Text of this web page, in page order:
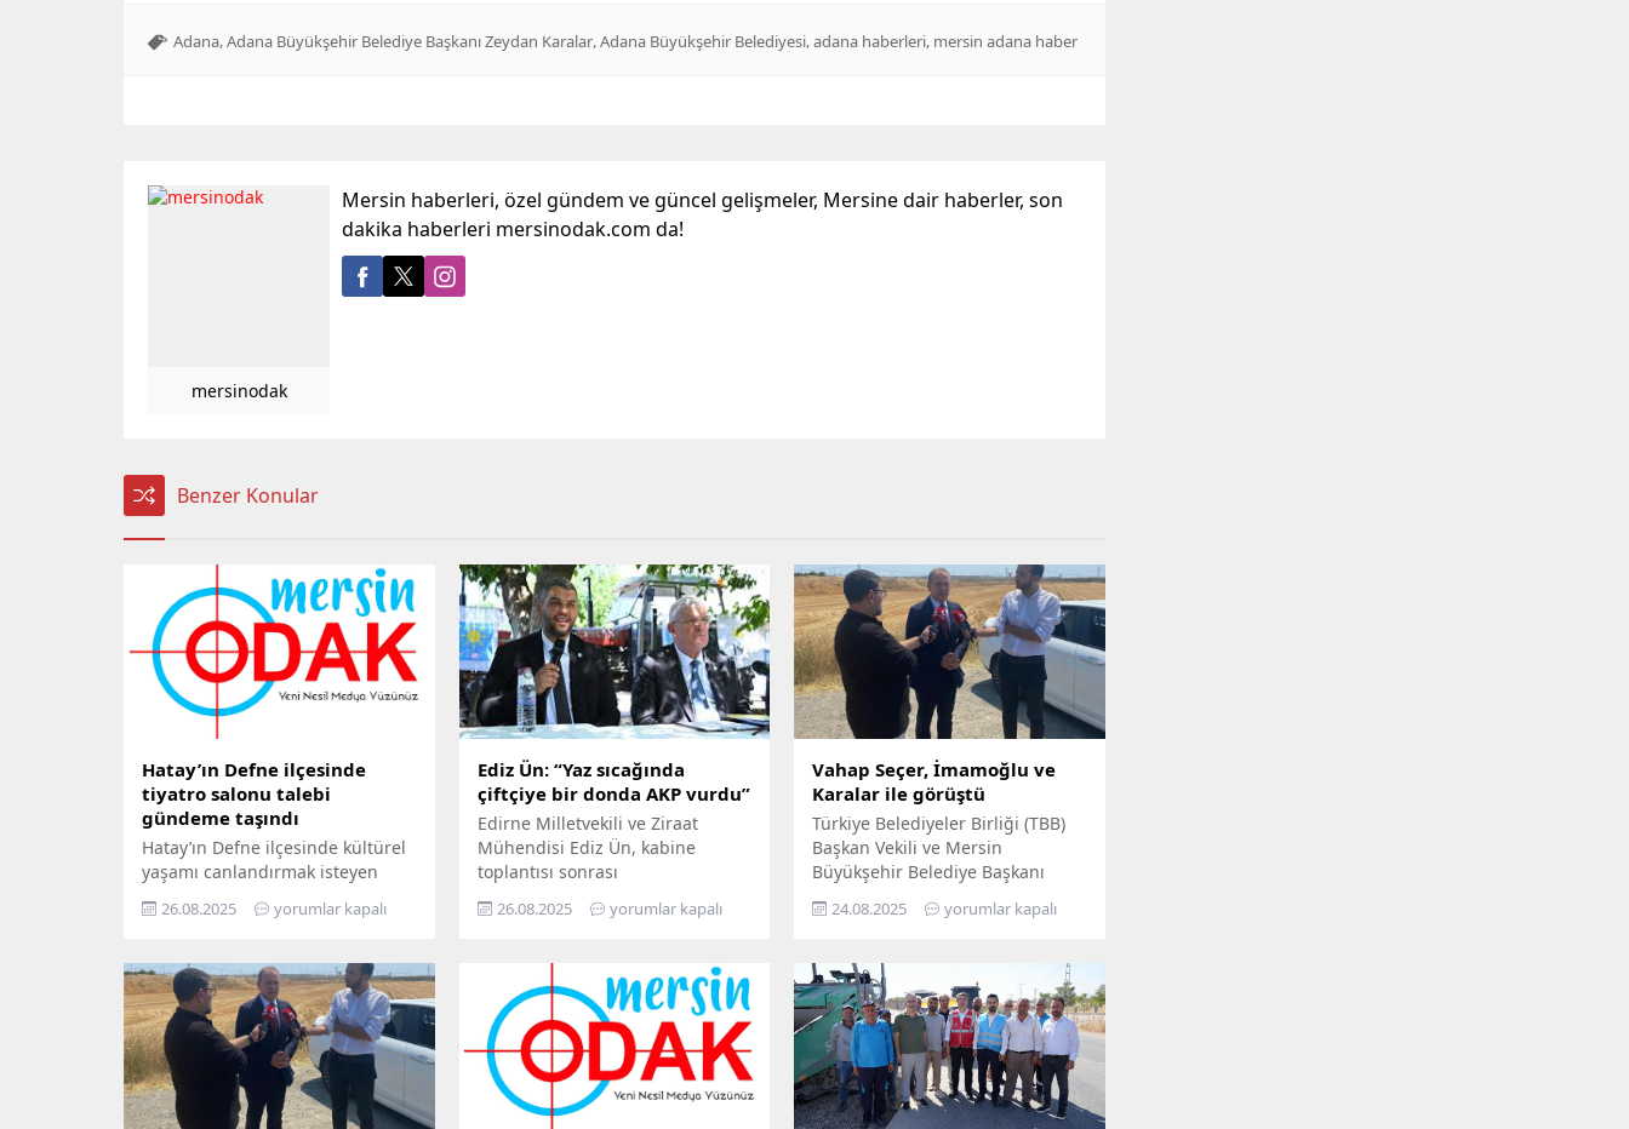
Adana,Adana Büyükşehir Belediye Başkanı Zeydan Karalar,Adana Büyükşehir Belediyesi,adana haberleri, mersin adana haber
mersinodak
Mersin haberleri, özel gündem ve güncel gelişmeler, Mersine dair haberler, son
dakika haberleri mersinodak.com da!
Benzer Konular
Hatay’ın Defne ilçesinde
tiyatro salonu talebi
gündeme taşındı
Hatay’ın Defne ilçesinde kültürel
yaşamı canlandırmak isteyen
sanatçılar, ilçeye bir tiyatro
salonu kurulması çağrısında
sahnelerde eserler sergileyen
Epik Sanat Tiyatrosu, 6 Şubat
depreminde sahnesini
kaybetmesine rağmen kültürel
üretimi sürdürmeye devam
ediyor. Ancak Defne’de tiyatro
salonu eksikliği, sanatın ve halkın
26.08.2025 yorumlar kapalı
Ediz Ün: “Yaz sıcağında
çiftçiye bir donda AKP vurdu”
Edirne Milletvekili ve Ziraat
Mühendisi Ediz Ün, kabine
toplantısı sonrası
Cumhurbaşkanı Erdoğan’ın
açıkladığı zirai don ödemelerini
sıcağında çiftçiye bir donda AKP
vurdu” dedi. Ün, 21 Nisan’da 65
ili etkileyen ve son 30 yılın en
ağır zirai don olayı olarak
kayıtlara geçen felaketin tarımda
büyük yıkıma...
26.08.2025 yorumlar kapalı
Vahap Seçer, İmamoğlu ve
Karalar ile görüştü
Türkiye Belediyeler Birliği (TBB)
Başkan Vekili ve Mersin
Büyükşehir Belediye Başkanı
Vahap Seçer, Silivri Cezaevi’ndeki
tutuklu belediye başkanlarını
Silivri’de; Cumhuriyet Halk
Partisi’nin (CHP) Cumhurbaşkanı
Adayı ve İstanbul Büyükşehir
Belediye Başkanı Ekrem
İmamoğlu, Adana Büyükşehir
Belediye Başkanı Zeydan Karalar,
CHP İstanbul Eski Milletvekili
24.08.2025 yorumlar kapalı